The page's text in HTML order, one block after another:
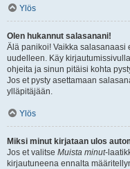
Ylös
Olen hukannut salasanani!
Älä panikoi! Vaikka salasanaasi
uudelleen. Käy
ohjeita ja sinun pitäisi kohta
Jos et pysty asettamaan
ylläpitäjään.
Ylös
Miksi minut kirjataan ulos
Jos et valitse Muista minut-
kirjautuneena ennalta